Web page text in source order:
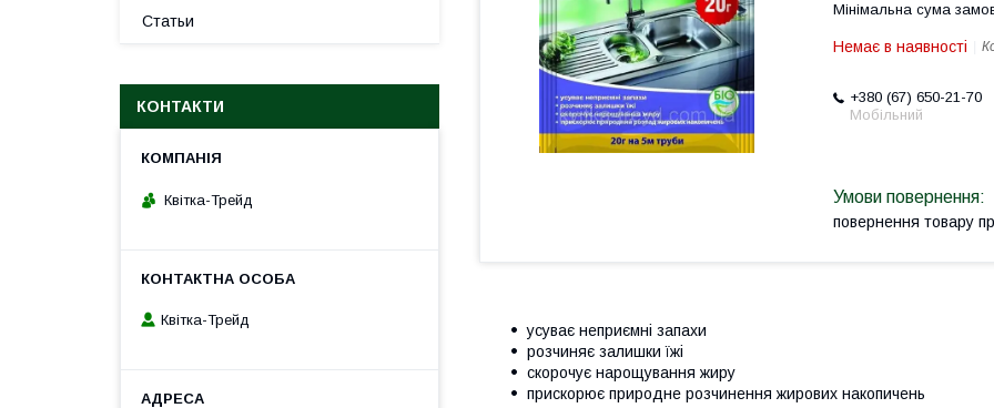
Мінімальна сума
Немає в наявності
+380 (67) 650-21-70
Мобільний
повернення товару
усуває неприємні запахи
розчиняє залишки їжі
скорочує нарощування жиру
прискорює природне розчинення жирових накопичень
Статьи
КОНТАКТИ
Квітка-Трейд
Квітка-Трейд